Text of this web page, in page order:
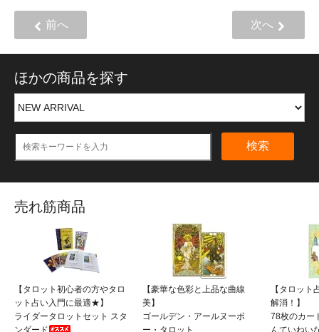
前へ 次へ
ほかの商品を探す
検索
売れ筋商品
【タロット初心者の方やタロ
ット占い入門に最適★】
ライダータロットセット スタ
ンダード
【豪華な色彩と上品な曲線
美】
ゴールデン・アールヌーボ
ー・タロット
【タロット
解消！】
78枚のカー
んていねい